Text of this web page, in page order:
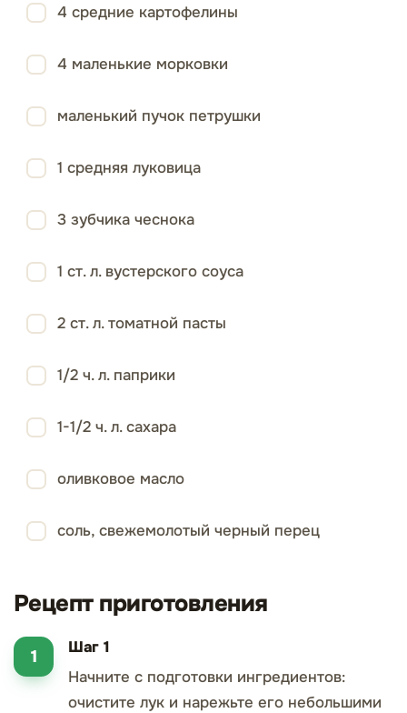
4 средние картофелины
4 маленькие морковки
маленький пучок петрушки
1 средняя луковица
3 зубчика чеснока
1 ст. л. вустерского соуса
2 ст. л. томатной пасты
1/2 ч. л. паприки
1-1/2 ч. л. сахара
оливковое масло
соль, свежемолотый черный перец
Рецепт приготовления
Шаг 1
Начните с подготовки ингредиентов:
очистите лук и нарежьте его небольшими